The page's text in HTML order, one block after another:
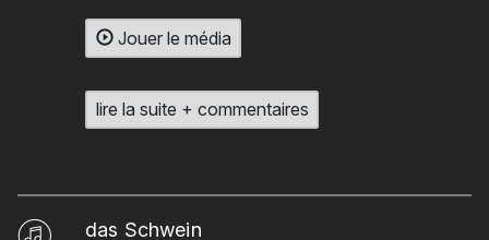
Jouer le média
lire la suite + commentaires
das Schwein